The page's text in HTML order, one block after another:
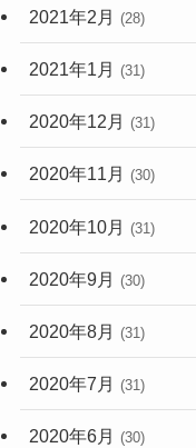
2021年2月 (28)
2021年1月 (31)
2020年12月 (31)
2020年11月 (30)
2020年10月 (31)
2020年9月 (30)
2020年8月 (31)
2020年7月 (31)
2020年6月 (30)